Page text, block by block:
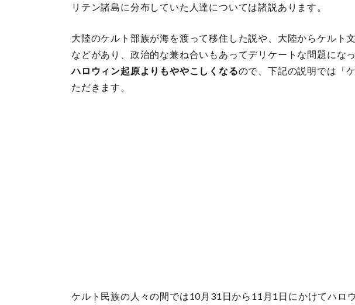
リテン諸島に分布していた人達については諸説あります。
大陸のケルト部族が海を渡って移住した説や、大陸からケルト
などがあり、政治的な兼ね合いもあってデリケートな問題になっ
ハロウィン起原よりもややこしくなるので、下記の説明では「
ただきます。
ケルト民族の人々の間では10月31日から11月1日にかけてハロ